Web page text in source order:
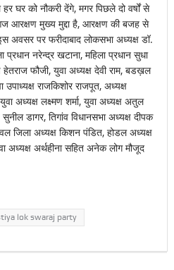
घर को नौकरी देंगे, मगर पिछले दो वर्षों से
आरक्षण मुख्य मुद्दा है, आरक्षण की बजह से
अवसर पर फरीदाबाद लोकसभा अध्यक्ष डॉ.
नरेन्द्र खटाना, महिला प्रधान सुधा
हेतराज फौजी, युवा अध्यक्ष देवी राम, बडख़ल
उपाध्यक्ष राजकिशोर राजपूत, अध्यक्ष
अध्यक्ष लक्ष्मण शर्मा, युवा अध्यक्ष अतुल
डागर, तिगांव विधानसभा अध्यक्ष दीपक
जिला अध्यक्ष किशन पंडित, होडल अध्यक्ष
अध्यक्ष अर्थहीना सहित अनेक लोग मौजूद
lok swaraj party